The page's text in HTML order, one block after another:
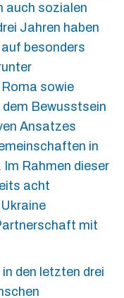
auch sozialen
Jahren haben
besonders
sowie
Bewusstsein
Ansatzes
in
Im Rahmen dieser
acht
mit
den letzten drei